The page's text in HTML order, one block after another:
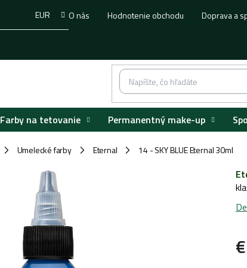
O nás Hodnotenie obchodu Doprava a
EUR
Farby na tetovanie Permanentný make-up
/ Umelecké farby / Eternal / 14 - SKY BLUE Eternal 30ml